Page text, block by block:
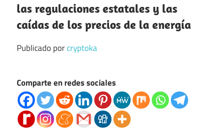
las regulaciones estatales y las
caídas de los precios de la energía
Publicado porcryptoka
Comparte en redes sociales